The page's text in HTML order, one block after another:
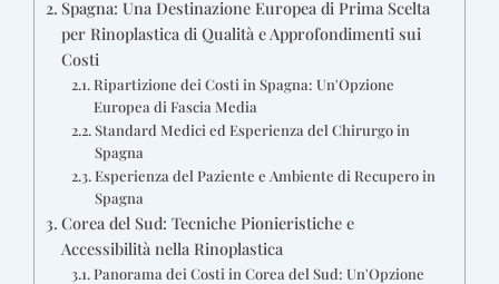
Spagna: Una Destinazione Europea di Prima Scelta
per Rinoplastica di Qualità e Approfondimenti sui
Costi
Ripartizione dei Costi in Spagna: Un'Opzione
Europea di Fascia Media
Standard Medici ed Esperienza del Chirurgo in
Spagna
Esperienza del Paziente e Ambiente di Recupero in
Spagna
Corea del Sud: Tecniche Pionieristiche e
Accessibilità nella Rinoplastica
Panorama dei Costi in Corea del Sud: Un'Opzione